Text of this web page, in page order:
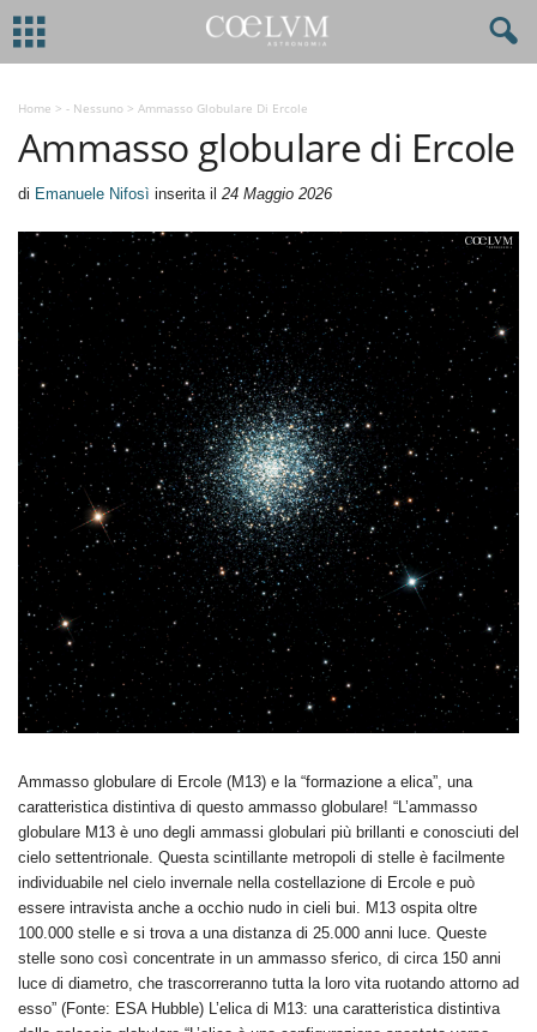
Home > - Nessuno > Ammasso Globulare Di Ercole
Ammasso globulare di Ercole
di Emanuele Nifosì inserita il 24 Maggio 2026
Ammasso globulare di Ercole (M13) e la “formazione a elica”, una
caratteristica distintiva di questo ammasso globulare! “L’ammasso
globulare M13 è uno degli ammassi globulari più brillanti e conosciuti del
cielo settentrionale. Questa scintillante metropoli di stelle è facilmente
individuabile nel cielo invernale nella costellazione di Ercole e può
essere intravista anche a occhio nudo in cieli bui. M13 ospita oltre
100.000 stelle e si trova a una distanza di 25.000 anni luce. Queste
stelle sono così concentrate in un ammasso sferico, di circa 150 anni
luce di diametro, che trascorreranno tutta la loro vita ruotando attorno ad
esso” (Fonte: ESA Hubble) L’elica di M13: una caratteristica distintiva